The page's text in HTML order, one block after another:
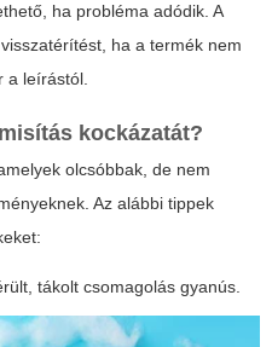
ha probléma adódik. A
ha a termék nem
a leírástól.
kockázatát?
olcsóbbak, de nem
Az alábbi tippek
tákolt csomagolás gyanús.